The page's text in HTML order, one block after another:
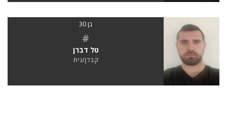
בן 30
#
טל דברן
קבלן/נית